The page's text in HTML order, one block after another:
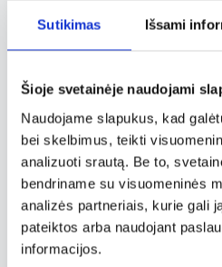
Sutikimas Išsami
Šioje svetainėje naudojami
Naudojame slapukus, kad
bei skelbimus, teikti
analizuoti srautą. Be to,
bendriname su visuomeninės
analizės partneriais, kurie gali
pateiktos arba naudojant
informacijos.
2026-06-25
Vien „be cukraus“